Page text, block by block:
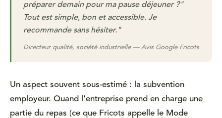
préparer demain pour ma pause déjeuner ?"
Tout est simple, bon et accessible. Je
recommande sans hésiter."
Directeur qualité, société industrielle — Avis Google Fricots
Un aspect souvent sous-estimé : la subvention
employeur. Quand l'entreprise prend en charge une
partie du repas (ce que Fricots appelle le Mode